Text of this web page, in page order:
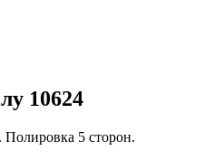
10624
Полировка 5 сторон.